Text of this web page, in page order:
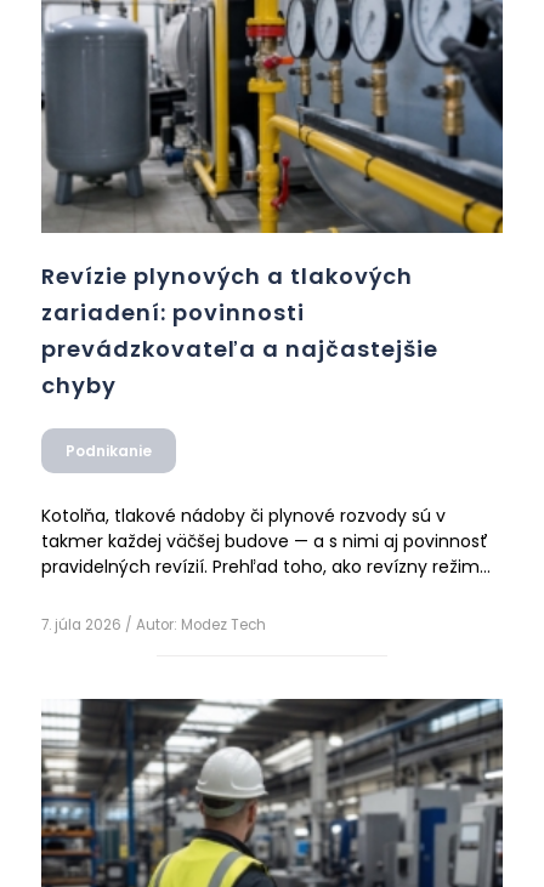
Revízie plynových a tlakových
zariadení: povinnosti
prevádzkovateľa a najčastejšie
chyby
Podnikanie
Kotolňa, tlakové nádoby či plynové rozvody sú v
takmer každej väčšej budove — a s nimi aj povinnosť
pravidelných revízií. Prehľad toho, ako revízny režim
kde sa najčastejšie chybuje.
7. júla 2026 / Autor: Modez Tech